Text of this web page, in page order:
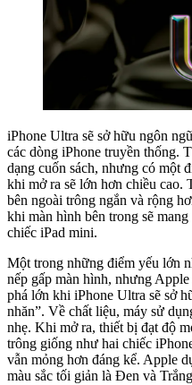
iPhone Ultra sẽ sở hữu ngôn
các dòng iPhone truyền thống.
dạng cuốn sách, nhưng có một
khi mở ra sẽ lớn hơn chiều cao.
bên ngoài trông ngắn và rộng
khi màn hình bên trong sẽ
chiếc iPad mini.
Một trong những điểm yếu lớn
nếp gấp màn hình, nhưng
phá lớn khi iPhone Ultra sẽ sở
nhăn”. Về chất liệu, máy sử
nhẹ. Khi mở ra, thiết bị đạt độ
trông giống như hai chiếc
vẫn mỏng hơn đáng kể. Apple
màu sắc tối giản là Đen và